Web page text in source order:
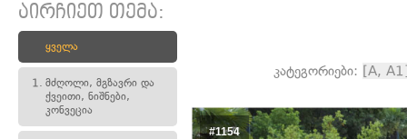
აირჩიეთ თემა:
ყველა
1. მძღოლი, მგზავრი და
ქვეითი, ნიშნები,
კონვეცია
კატეგორიები: [A,
#1154